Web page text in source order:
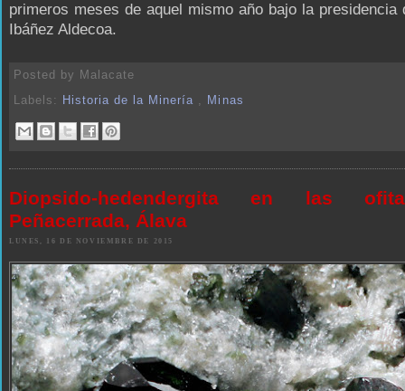
primeros meses de aquel mismo año bajo la presidencia
Ibáñez Aldecoa.
Posted by Malacate
Labels: Historia de la Minería Minas
Diopsido-hedendergita en las
Peñacerrada, Álava
LUNES, 16 DE NOVIEMBRE DE 2015